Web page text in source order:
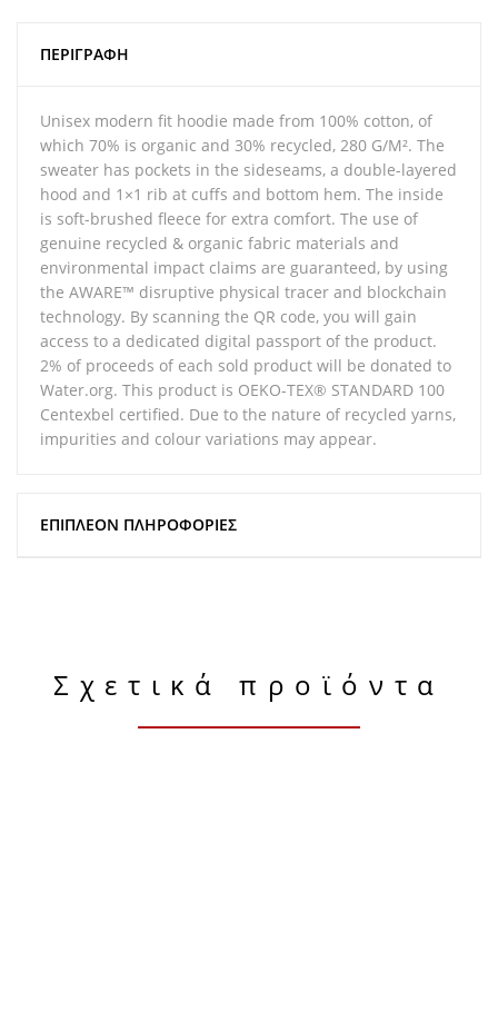
ΠΕΡΙΓΡΑΦΉ
Unisex modern fit hoodie made from 100% cotton, of
which 70% is organic and 30% recycled, 280 G/M². The
sweater has pockets in the sideseams, a double-layered
hood and 1×1 rib at cuffs and bottom hem. The inside
is soft-brushed fleece for extra comfort. The use of
genuine recycled & organic fabric materials and
environmental impact claims are guaranteed, by using
the AWARE™ disruptive physical tracer and blockchain
technology. By scanning the QR code, you will gain
access to a dedicated digital passport of the product.
2% of proceeds of each sold product will be donated to
Water.org. This product is OEKO-TEX® STANDARD 100
Centexbel certified. Due to the nature of recycled yarns,
impurities and colour variations may appear.
ΕΠΙΠΛΈΟΝ ΠΛΗΡΟΦΟΡΊΕΣ
Σχετικά προϊόντα